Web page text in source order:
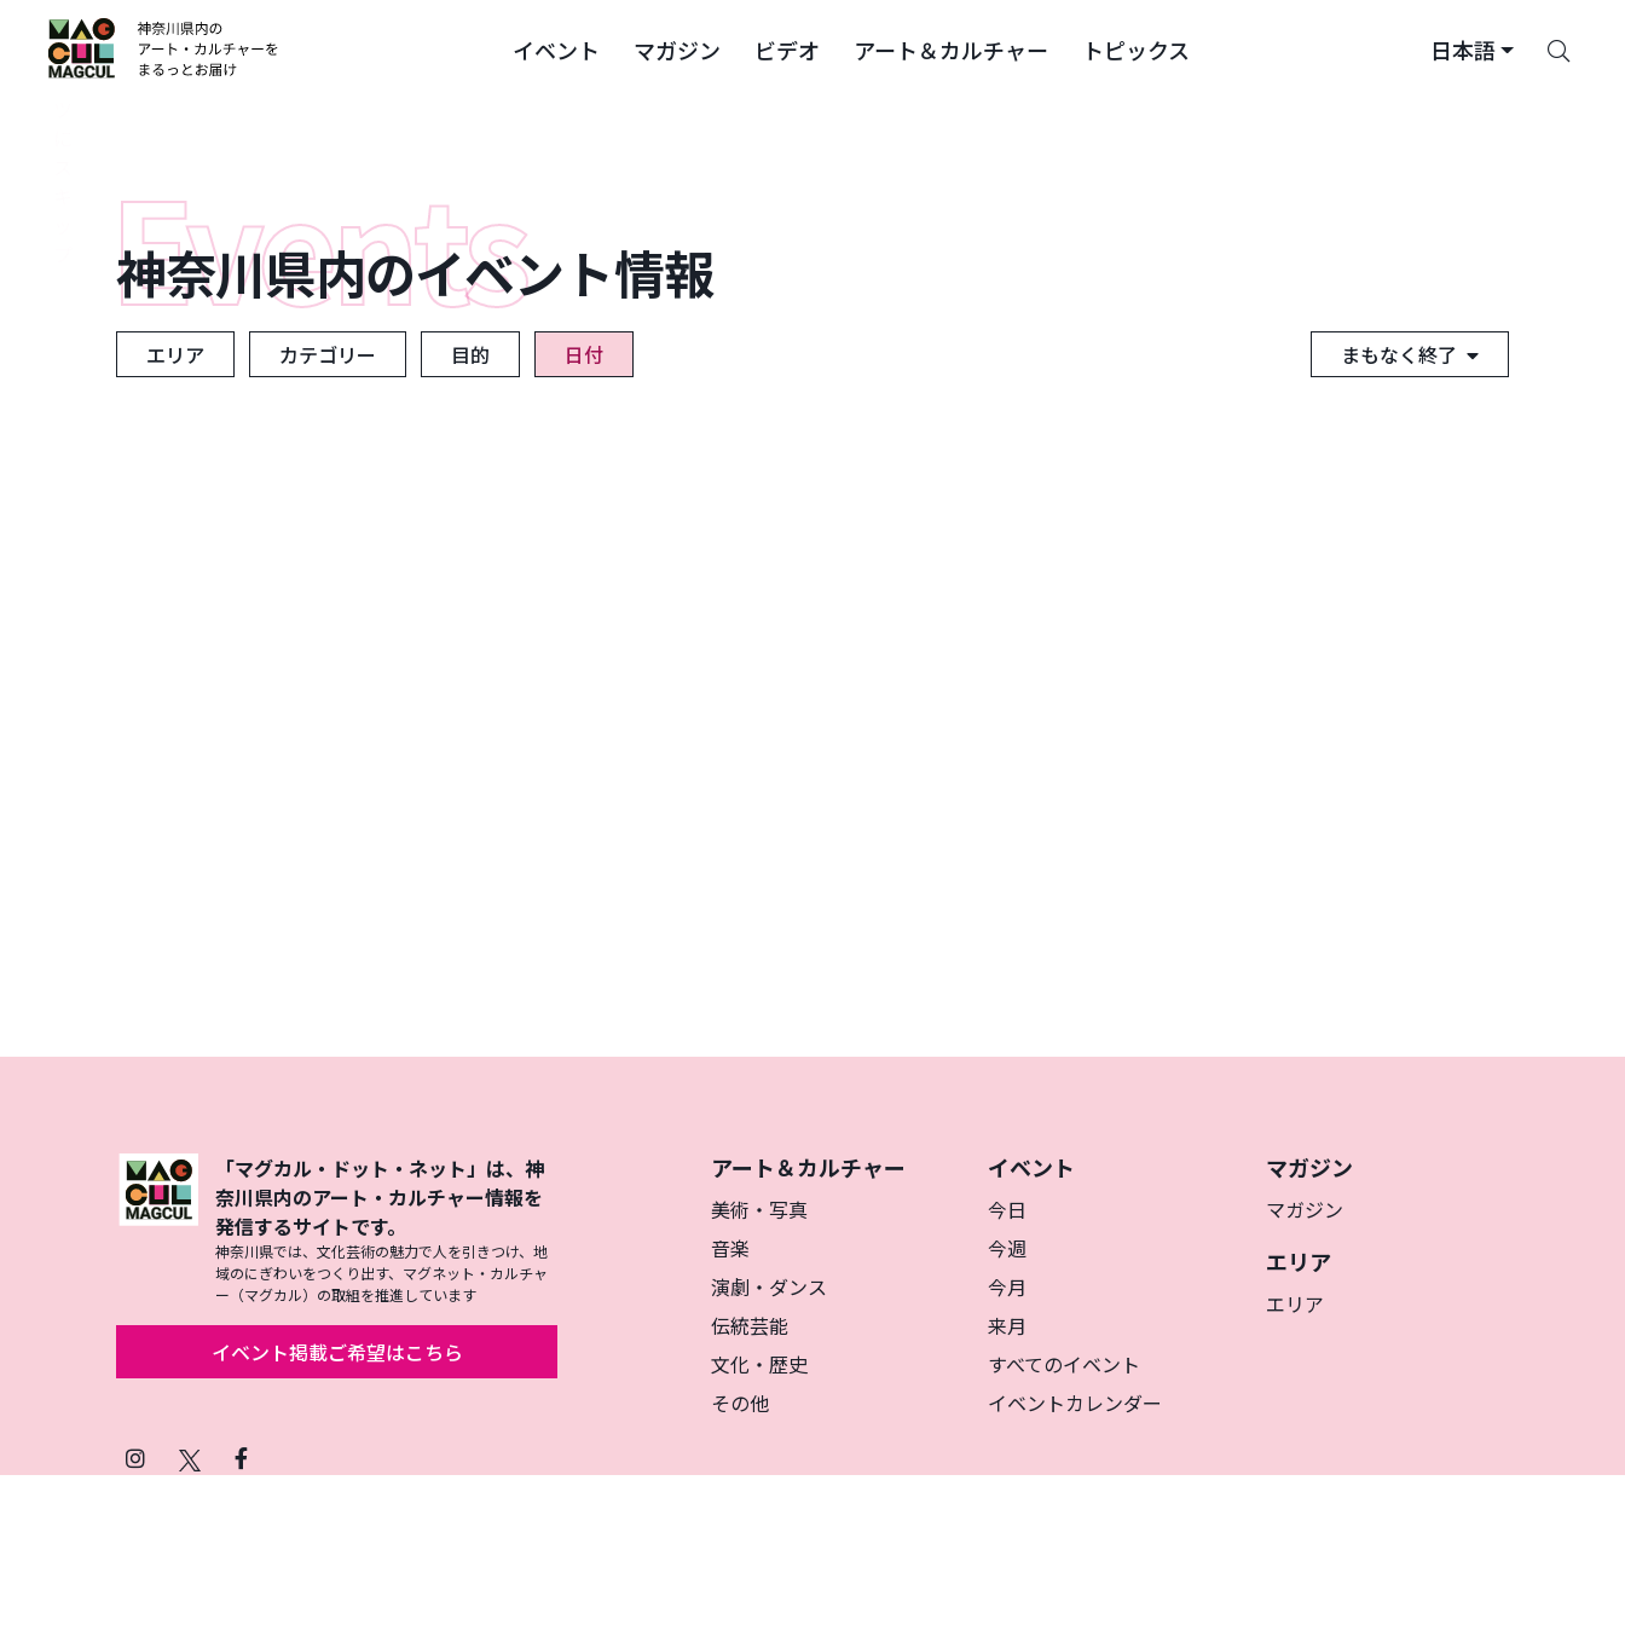
イベント マガジン ビデオ アート＆カルチャー トピックス 日本語
が
ン
テ
ン
神奈川県内のイベント情報
エリア カテゴリー 目的 日付 まもなく終了
アート＆カルチャー
美術・写真
音楽
演劇・ダンス
伝統芸能
文化・歴史
その他
イベント
今日
今週
今月
来月
すべてのイベント
イベントカレンダー
マガジン
マガジン
エリア
エリア
「マグカル・ドット・ネット」は、神
奈川県内のアート・カルチャー情報を
発信するサイトです。
神奈川県では、文化芸術の魅力で人を引きつけ、地
域のにぎわいをつくり出す、マグネット・カルチャ
ー（マグカル）の取組を推進しています
イベント掲載ご希望はこちら
InstagramFacebook